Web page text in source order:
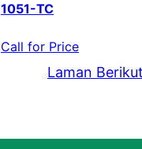
1051-TC
Call for Price
Laman